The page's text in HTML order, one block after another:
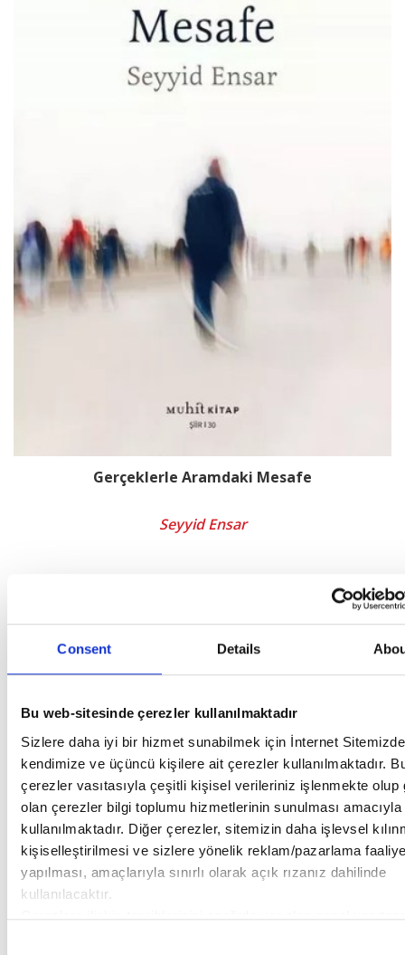
Consent Details
Bu web-sitesinde çerezler kullanılmaktadır
Sizlere daha iyi bir hizmet sunabilmek için İnternet Sitemizde
kendimize ve üçüncü kişilere ait çerezler kullanılmaktadır.
çerezler vasıtasıyla çeşitli kişisel verileriniz işlenmekte olup
olan çerezler bilgi toplumu hizmetlerinin sunulması amacıyla
kullanılmaktadır. Diğer çerezler, sitemizin daha işlevsel
kişiselleştirilmesi ve sizlere yönelik reklam/pazarlama
yapılması, amaçlarıyla sınırlı olarak açık rızanız dahilinde
kullanılacaktır.
Gerçeklerle Aramdaki Mesafe
Seyyid Ensar